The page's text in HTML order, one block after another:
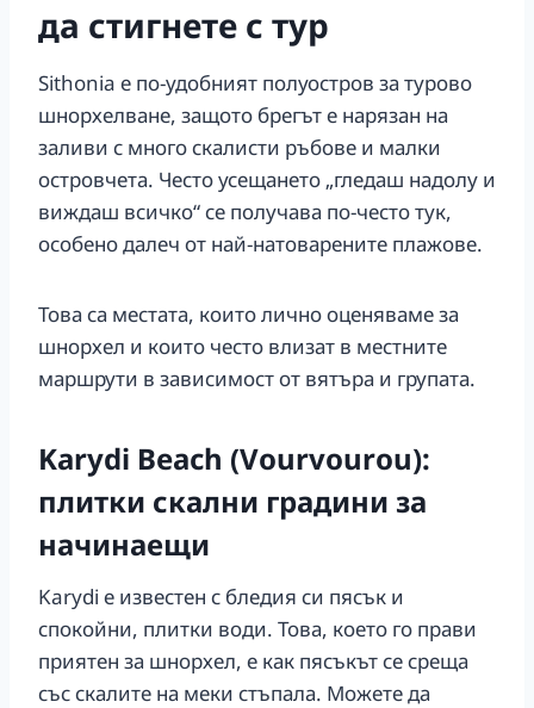
да стигнете с тур
Sithonia е по-удобният полуостров за турово
шнорхелване, защото брегът е нарязан на
заливи с много скалисти ръбове и малки
островчета. Често усещането „гледаш надолу и
виждаш всичко“ се получава по-често тук,
особено далеч от най-натоварените плажове.
Това са местата, които лично оценяваме за
шнорхел и които често влизат в местните
маршрути в зависимост от вятъра и групата.
Karydi Beach (Vourvourou):
плитки скални градини за
начинаещи
Karydi е известен с бледия си пясък и
спокойни, плитки води. Това, което го прави
приятен за шнорхел, е как пясъкът се среща
със скалите на меки стъпала. Можете да